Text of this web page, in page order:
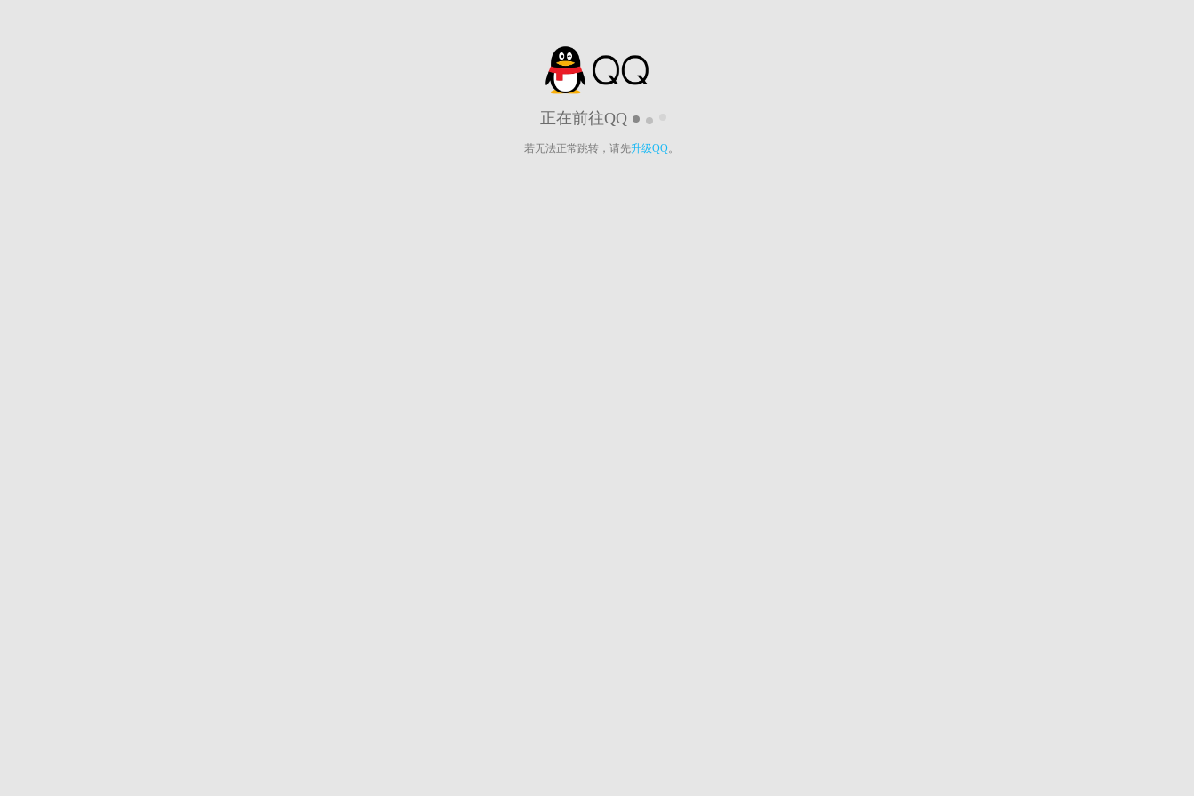
正在前往QQ
若无法正常跳转，请先升级QQ。